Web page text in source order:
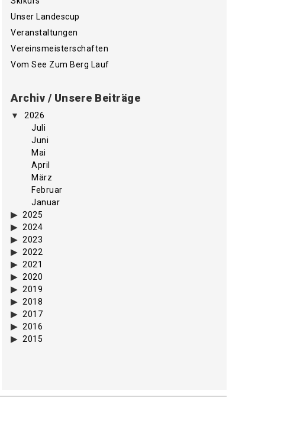
Unser Landescup
Veranstaltungen
Vereinsmeisterschaften
Vom See Zum Berg Lauf
Archiv / Unsere Beiträge
2026
Juli
Juni
Mai
April
März
Februar
Januar
2025
2024
2023
2022
2021
2020
2019
2018
2017
2016
2015